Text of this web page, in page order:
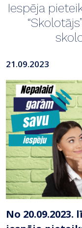
Iespēja
21.09.2023
No